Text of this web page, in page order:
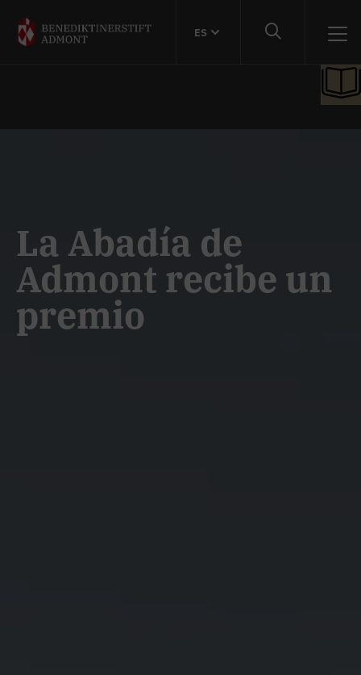
ES
La Abadía de
Admont recibe un
premio